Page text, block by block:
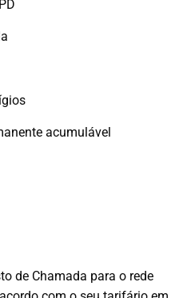
acumulável
de Chamada para o rede